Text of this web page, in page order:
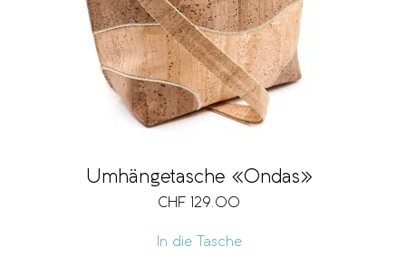
Umhängetasche «Ondas»
CHF 129.00
In die Tasche